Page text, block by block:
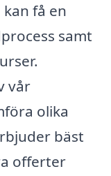
få en
samt
vår
olika
bäst
offerter